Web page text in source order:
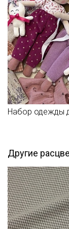
Набор одежды
Другие